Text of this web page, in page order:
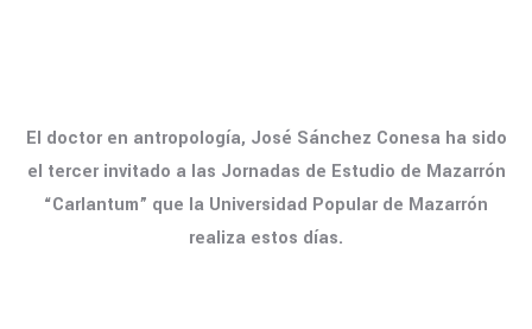
El doctor en antropología, José Sánchez Conesa ha sido
el tercer invitado a las Jornadas de Estudio de Mazarrón
“Carlantum” que la Universidad Popular de Mazarrón
realiza estos días.